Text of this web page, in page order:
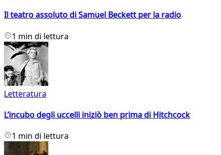
Il teatro assoluto di Samuel Beckett per la radio
1 min di lettura
Letteratura
L’incubo degli uccelli iniziò ben prima di Hitchcock
1 min di lettura